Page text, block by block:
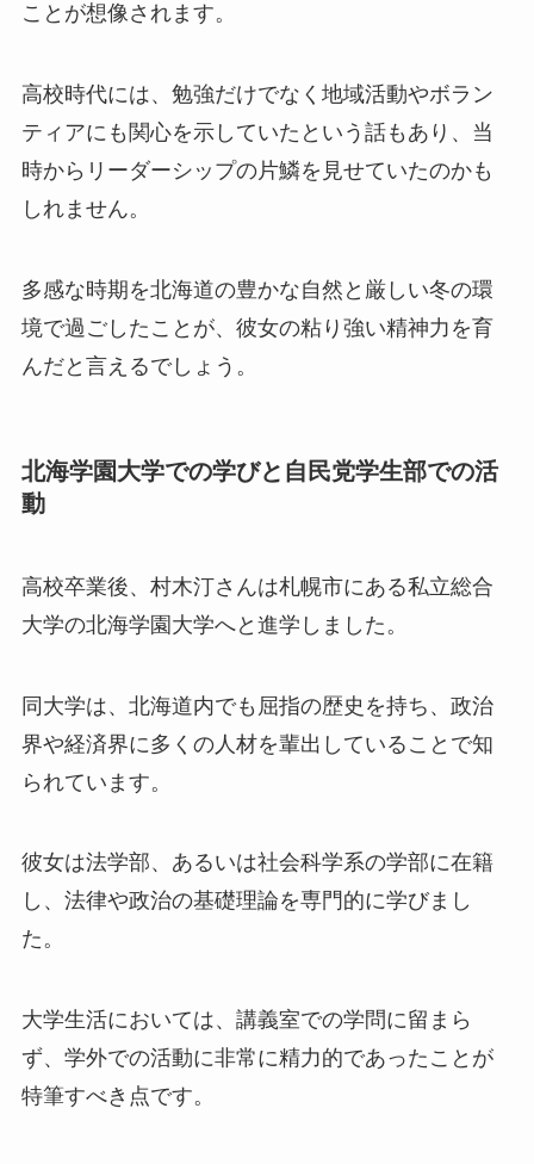
ことが想像されます。
高校時代には、勉強だけでなく地域活動やボラン
ティアにも関心を示していたという話もあり、当
時からリーダーシップの片鱗を見せていたのかも
しれません。
多感な時期を北海道の豊かな自然と厳しい冬の環
境で過ごしたことが、彼女の粘り強い精神力を育
んだと言えるでしょう。
北海学園大学での学びと自民党学生部での活
動
高校卒業後、村木汀さんは札幌市にある私立総合
大学の北海学園大学へと進学しました。
同大学は、北海道内でも屈指の歴史を持ち、政治
界や経済界に多くの人材を輩出していることで知
られています。
彼女は法学部、あるいは社会科学系の学部に在籍
し、法律や政治の基礎理論を専門的に学びまし
た。
大学生活においては、講義室での学問に留まら
ず、学外での活動に非常に精力的であったことが
特筆すべき点です。